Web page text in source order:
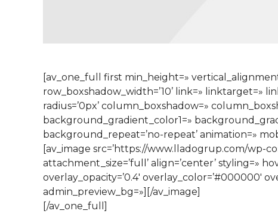
[av_one_full first min_height=»
row_boxshadow_width=’10’ link=» linktarget=»
radius=’0px’ column_boxshadow=»
background_gradient_color1=»
background_repeat=’no-repeat’ animation=»
[av_image src=’https://www.lladogrup.com/wp-
attachment_size=’full’ align=’center’ styling=»
overlay_opacity=’0.4′ overlay_color=’#000000′
admin_preview_bg=»][/av_image]
[/av_one_full]